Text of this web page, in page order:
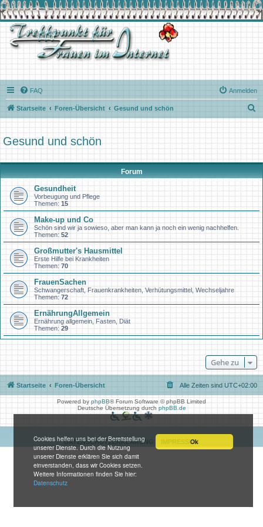
Ok
Cookies helfen uns bei der Bereitstellung
unserer Dienste. Durch die Nutzung
unserer Dienste erklären Sie sich damit
einverstanden, dass wir Cookies setzen.
Weitere Informationen finden Sie hier:
Datenschutz
FAQ Anmelden
Startseite Foren-Übersicht Gesund und schön
u
h
e
Gesund und schön
Forum
Gesundheit
Vorbeugung und Pflege
Themen: 15
Make-up und Co
Schön sind wir ja sowieso, aber man kann ja noch ein wenig nachhelfen.
Themen: 52
Großmutter's Hausmittel
Erste Hilfe bei Krankheiten
Themen: 70
FrauenSachen
Schwangerschaft, Frauenkrankheiten, Verhütungsmittel, Wechseljahre
Themen: 72
ErnährungAllgemein
Ernährung allgemein, Fasten, Diät
Themen: 29
Gehe zu
Startseite Foren-Übersicht Alle Zeiten sind UTC+02:00
Powered by phpBB® Forum Software © phpBB Limited
Deutsche Übersetzung durchphpBB.de
DATENSCHUTZERKLÄRUNG IMPRESSUM